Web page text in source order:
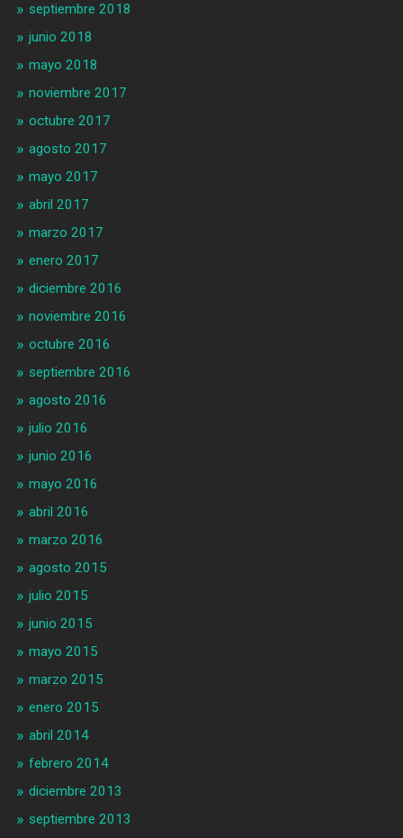
septiembre 2018
junio 2018
mayo 2018
noviembre 2017
octubre 2017
agosto 2017
mayo 2017
abril 2017
marzo 2017
enero 2017
diciembre 2016
noviembre 2016
octubre 2016
septiembre 2016
agosto 2016
julio 2016
junio 2016
mayo 2016
abril 2016
marzo 2016
agosto 2015
julio 2015
junio 2015
mayo 2015
marzo 2015
enero 2015
abril 2014
febrero 2014
diciembre 2013
septiembre 2013